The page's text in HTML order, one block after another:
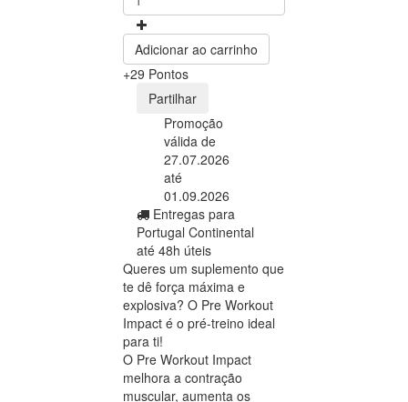
Adicionar ao carrinho
+29 Pontos
Partilhar
Promoção
válida de
27.07.2026
até
01.09.2026
Entregas para
Portugal Continental
até 48h úteis
Queres um suplemento que
te dê força máxima e
explosiva? O Pre Workout
Impact é o pré-treino ideal
para ti!
O Pre Workout Impact
melhora a contração
muscular, aumenta os